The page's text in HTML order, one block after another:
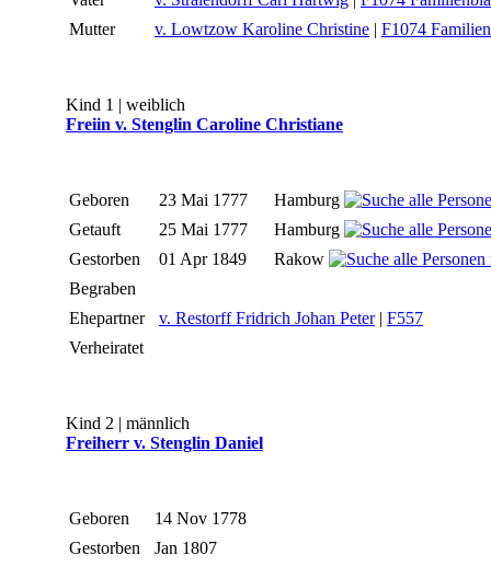
Mutter
v. Lowtzow Karoline Christine | F1074
Kind 1 | weiblich
Freiin v. Stenglin Caroline Christiane
Geboren 23 Mai 1777
Hamburg
Getauft
25 Mai 1777
Hamburg
Gestorben
01 Apr 1849
Rakow
Begraben
Ehepartner
v. Restorff Fridrich Johan Peter| F557
Verheiratet
Kind 2 | männlich
Freiherr v. Stenglin Daniel
Geboren
14 Nov 1778
Gestorben
Jan 1807